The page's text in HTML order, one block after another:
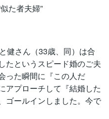
た者夫婦”
健さん（33歳、同）は合
たというスピード婚のご夫
った瞬間に『この人だ
アプローチして『結婚した
ゴールインしました。今で